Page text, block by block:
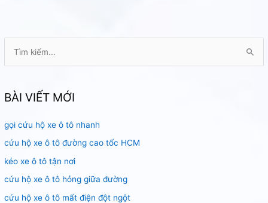
k
ế
m
:
BÀI VIẾT MỚI
gọi cứu hộ xe ô tô nhanh
cứu hộ xe ô tô đường cao tốc HCM
kéo xe ô tô tận nơi
cứu hộ xe ô tô hỏng giữa đường
cứu hộ xe ô tô mất điện đột ngột